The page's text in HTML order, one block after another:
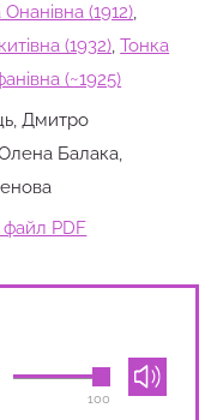
(1912)
(1932) ,Тонка
(~1925)
Дмитро
Балака,
PDF
100